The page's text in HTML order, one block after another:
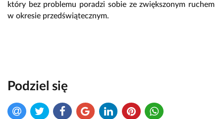
który bez problemu poradzi sobie ze zwiększonym ruchem
w okresie przedświątecznym.
Podziel się